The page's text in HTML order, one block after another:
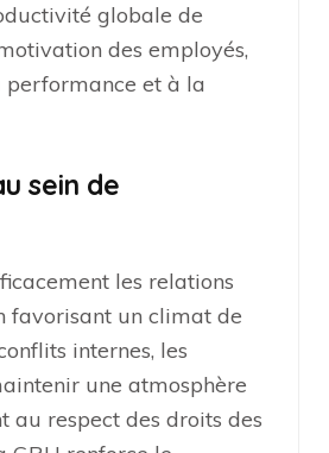
globale de
des employés,
et à la
sein de
les relations
favorisant un climat de
internes, les
une atmosphère
respect des droits des